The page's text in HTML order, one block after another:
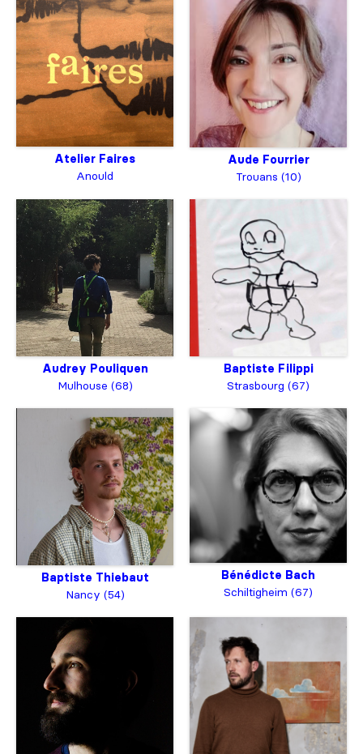
Atelier Faires
Anould
Aude Fourrier
Trouans (10)
Audrey Pouliquen
Mulhouse (68)
Baptiste Filippi
Strasbourg (67)
Baptiste Thiebaut
Nancy (54)
Bénédicte Bach
Schiltigheim (67)